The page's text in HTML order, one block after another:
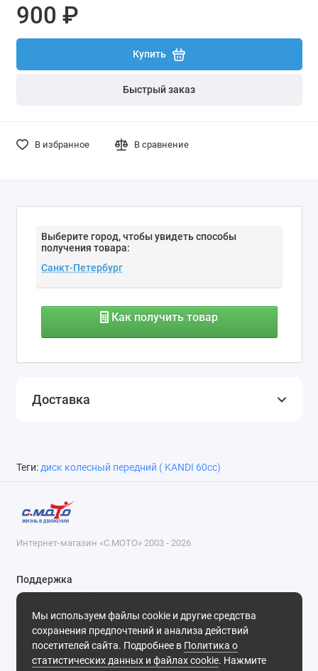
900 ₽
Купить
Быстрый заказ
В избранное В сравнение
Выберите город, чтобы увидеть способы
получения товара:
Как получить товар
Доставка
Теги:диск колесный передний ( KANDI 60cc)
Мы используем файлы cookie и другие средства
сохранения предпочтений и анализа действий
посетителей сайта. Подробнее в Политика о
статистических данных и файлах cookie. Нажмите
Интернет-магазин «С.МОТО» 2003 - 2026
Поддержка
8-800-55-00-327
Будни, с 09-30 до 18-30
Мы в сети